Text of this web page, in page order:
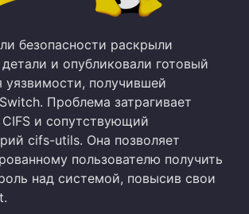
безопасности раскрыли
и опубликовали готовый
уязвимости, получившей
Проблема затрагивает
и сопутствующий
cifs-utils. Она позволяет
пользователю получить
над системой, повысив свои